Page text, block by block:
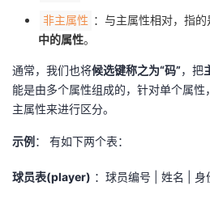
非主属性 ：与主属性相对，指的
中的属性。
通常，我们也将候选键称之为“码”，把
能是由多个属性组成的，针对单个属
主属性来进行区分。
示例 ： 有如下两个表：
球员表(player) ：球员编号 | 姓名 |